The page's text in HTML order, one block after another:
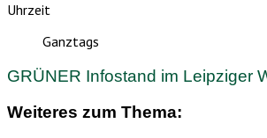
Uhrzeit
Ganztags
GRÜNER Infostand im Leipziger
Weiteres zum Thema: